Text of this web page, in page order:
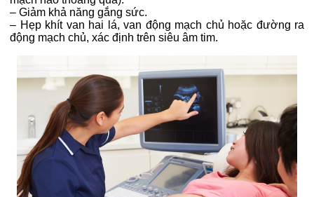
– Giảm khả năng gắng sức.
– Hẹp khít van hai lá, van động mạch chủ hoặc đường ra
động mạch chủ, xác định trên siêu âm tim.